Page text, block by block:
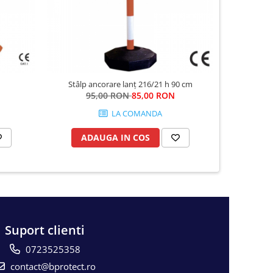
Stâlp ancorare lanț 216/21 h 90 cm
95,00 RON85,00 RON
LA COMANDA
ADAUGA IN COS
Suport clienti
0723525358
contact@bprotect.ro